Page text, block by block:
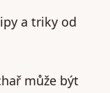
a triky od
může být